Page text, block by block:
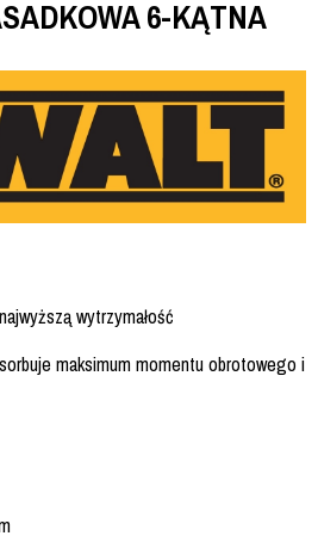
6-KĄTNA
wytrzymałość
maksimum momentu obrotowego i